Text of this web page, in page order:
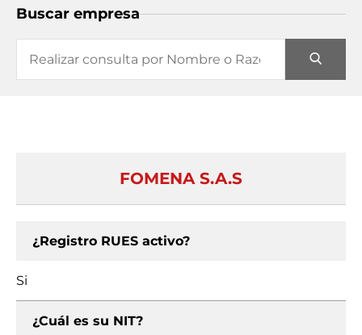
Buscar empresa
FOMENA S.A.S
¿Registro RUES activo?
Si
¿Cuál es su NIT?